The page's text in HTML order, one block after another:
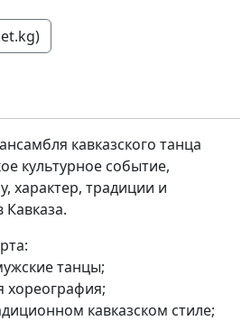
кавказского танца
культурное событие,
характер, традиции и
Кавказа.
танцы;
кавказском стиле;